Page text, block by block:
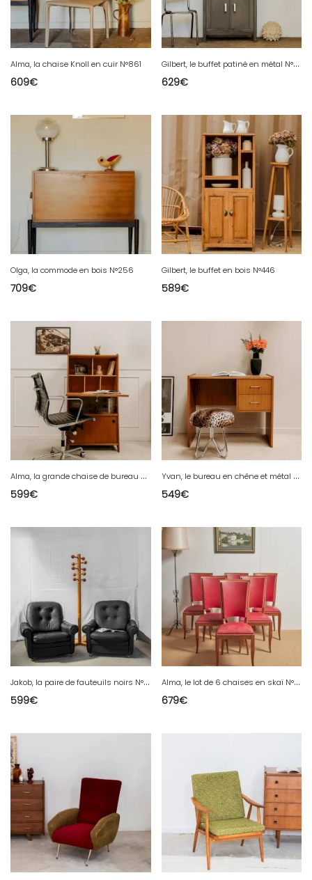
Alma, la chaise Knoll en cuir N°861
609€
G
ilbert, le buffet patiné en métal N°490
629€
Olga, la commode en bois N°256
709€
Gilbert, le buffet en bois N°446
589€
A
lma, la grande chaise de bureau en skaï N°1090
599€
Y
van, le bureau en chêne et métal N°453
549€
J
akob, la paire de fauteuils noirs N°641
599€
A
lma, le lot de 6 chaises en skaï N°1080
679€